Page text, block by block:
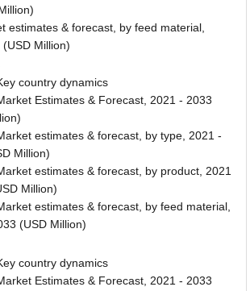
estimates & forecast, by feed material,
Million)
country dynamics
Estimates & Forecast, 2021 - 2033
estimates & forecast, by type, 2021 -
Million)
estimates & forecast, by product, 2021
Million)
estimates & forecast, by feed material,
(USD Million)
country dynamics
Estimates & Forecast, 2021 - 2033